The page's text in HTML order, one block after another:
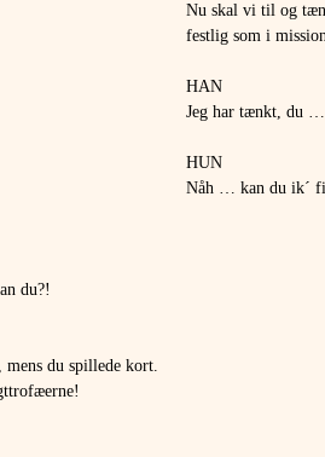
Nu skal vi til og
festlig som i
HAN
Jeg har tænkt, du
HUN
Nåh … kan du ik´
du?!
du spillede kort.